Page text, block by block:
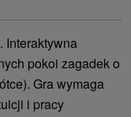
Interaktywna
pokoi zagadek o
Gra wymaga
i pracy